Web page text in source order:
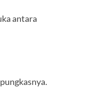
antara